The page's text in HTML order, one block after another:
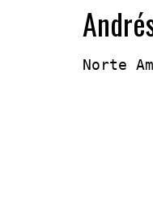
Norte